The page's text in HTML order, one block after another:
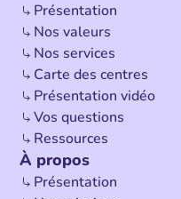
Présentation
Nos valeurs
Nos services
Carte des centres
Présentation vidéo
Vos questions
Ressources
À propos
Présentation